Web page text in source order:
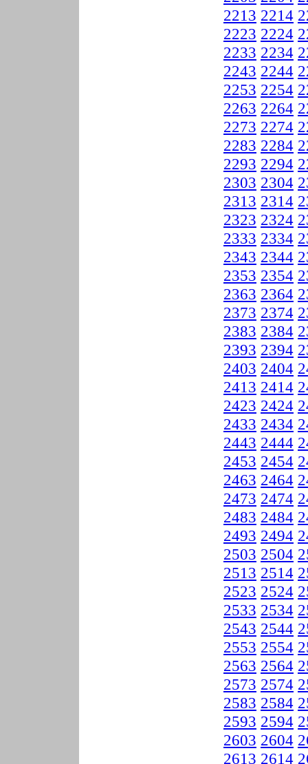
2213 2214
2223 2224
2233 2234
2243 2244
2253 2254
2263 2264
2273 2274
2283 2284
2293 2294
2303 2304
2313 2314
2323 2324
2333 2334
2343 2344
2353 2354
2363 2364
2373 2374
2383 2384
2393 2394
2403 2404
2413 2414
2423 2424
2433 2434
2443 2444
2453 2454
2463 2464
2473 2474
2483 2484
2493 2494
2503 2504
2513 2514
2523 2524
2533 2534
2543 2544
2553 2554
2563 2564
2573 2574
2583 2584
2593 2594
2603 2604
2613 2614